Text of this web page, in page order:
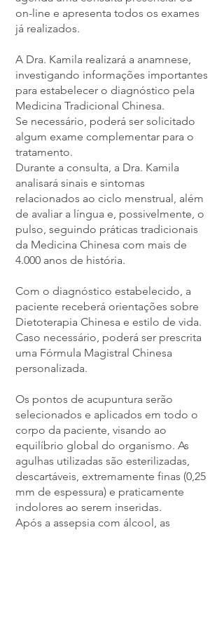
on-line e apresenta todos os exames
já realizados.
A Dra. Kamila realizará a anamnese,
investigando informações importantes
para estabelecer o diagnóstico pela
Medicina Tradicional Chinesa.
Se necessário, poderá ser solicitado
algum exame complementar para o
tratamento.
Durante a consulta, a Dra. Kamila
analisará sinais e sintomas
relacionados ao ciclo menstrual, além
de avaliar a língua e, possivelmente, o
pulso, seguindo práticas tradicionais
da Medicina Chinesa com mais de
4.000 anos de história.
Com o diagnóstico estabelecido, a
paciente receberá orientações sobre
Dietoterapia Chinesa e estilo de vida.
Caso necessário, poderá ser prescrita
uma Fórmula Magistral Chinesa
personalizada.
Os pontos de acupuntura serão
selecionados e aplicados em todo o
corpo da paciente, visando ao
equilíbrio global do organismo. As
agulhas utilizadas são esterilizadas,
descartáveis, extremamente finas (0,25
mm de espessura) e praticamente
indolores ao serem inseridas.
Após a assepsia com álcool, as